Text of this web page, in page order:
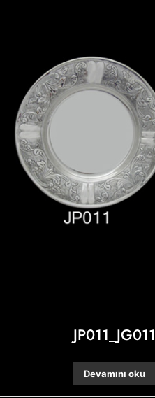
JP011_JG011
Devamını oku